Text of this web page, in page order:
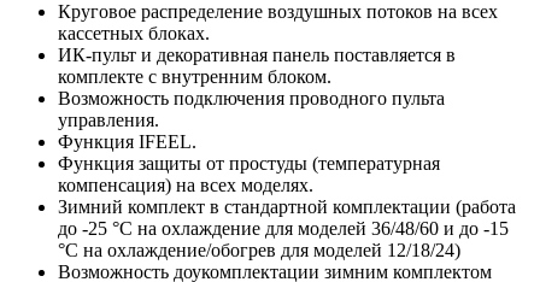
Круговое распределение воздушных потоков на всех
кассетных блоках.
ИК-пульт и декоративная панель поставляется в
комплекте с внутренним блоком.
Возможность подключения проводного пульта
управления.
Функция IFEEL.
Функция защиты от простуды (температурная
компенсация) на всех моделях.
Зимний комплект в стандартной комплектации (работа
до -25 °С на охлаждение для моделей 36/48/60 и до -15
°С на охлаждение/обогрев для моделей 12/18/24)
Возможность доукомплектации зимним комплектом